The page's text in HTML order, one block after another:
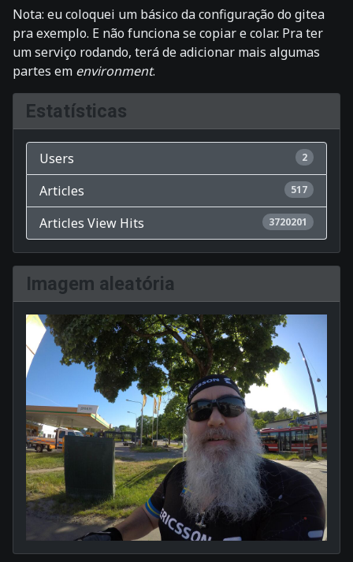
Nota: eu coloquei um básico da configuração do gitea
pra exemplo. E não funciona se copiar e colar. Pra ter
um serviço rodando, terá de adicionar mais algumas
partes em environment.
Estatísticas
Users 2
Articles 517
Articles View Hits 3720201
Imagem aleatória